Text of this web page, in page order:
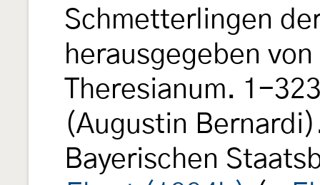
Schmetterlingen
herausgegeben
Theresianum. 1-
(Augustin
Bayerischen